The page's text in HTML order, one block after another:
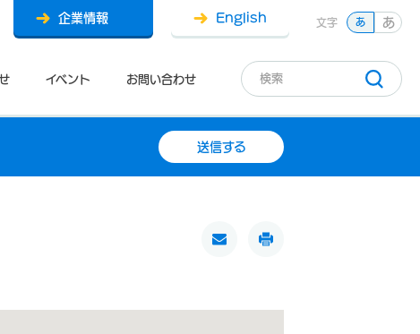
イベント お問い合わせ
企業情報 English 文字 あ あ
送信する